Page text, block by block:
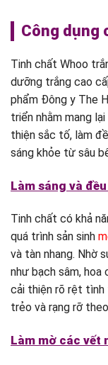
Công dụng
Tinh chất Whoo
dưỡng trắng cao
phẩm Đông y The
triển nhằm mang
thiện sắc tố, làm
sáng khỏe từ sâu
Làm sáng và
Tinh chất có khả
quá trình sản sinh
và tàn nhang. Nhờ
như bạch sâm, hoa
cải thiện rõ rệt tình
trẻo và rạng rỡ
Làm mờ các vết